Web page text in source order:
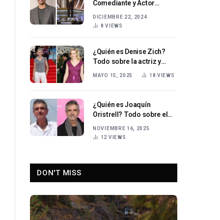
Comediante y Actor
Revoluciona el Humor
DICIEMBRE 22, 2024
8VIEWS
¿Quién es Denise Zich?
Todo sobre la actriz y
excantante alemana
MAYO 15, 2025 18 VIEWS
¿Quién es Joaquín
Oristrell? Todo sobre el
cine español
NOVIEMBRE 16, 2025
12 VIEWS
DON'T MISS